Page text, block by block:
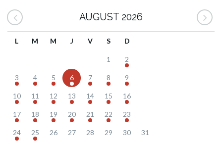
AUGUST 2026
L M M J V S D
1 2
3 4 5 6 7 8 9
10 11 12 13 14 15 16
17 18 19 20 21 22 23
24 25 26 27 28 29 30 31